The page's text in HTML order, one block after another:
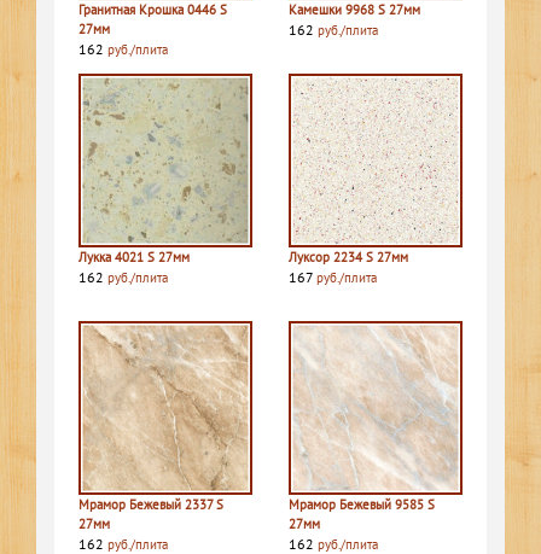
Гранитная Крошка 0446 S
27мм
162 руб./плита
Камешки 9968 S 27мм
162 руб./плита
Лукка 4021 S 27мм
162 руб./плита
Луксор 2234 S 27мм
167 руб./плита
Мрамор Бежевый 2337 S
27мм
162 руб./плита
Мрамор Бежевый 9585 S
27мм
162 руб./плита